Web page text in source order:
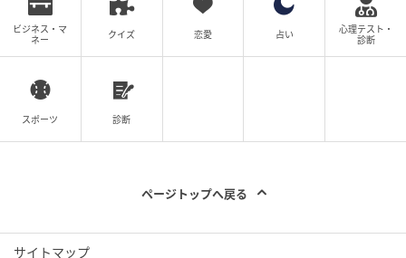
ビジネス・マ
ネー
クイズ 恋愛 占い
心理テスト・
診断
スポーツ 診断
ページトップへ戻る
サイトマップ